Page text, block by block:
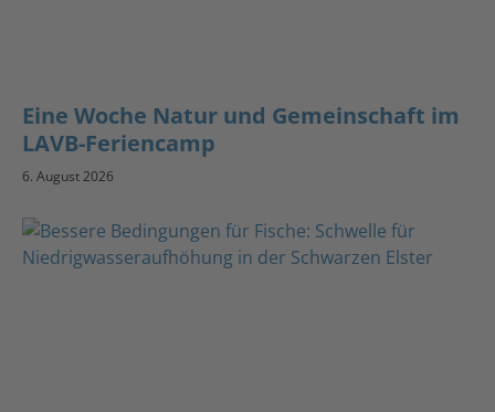
Eine Woche Natur und Gemeinschaft im
LAVB-Feriencamp
6. August 2026